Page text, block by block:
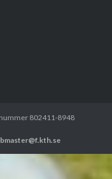
802411-8948